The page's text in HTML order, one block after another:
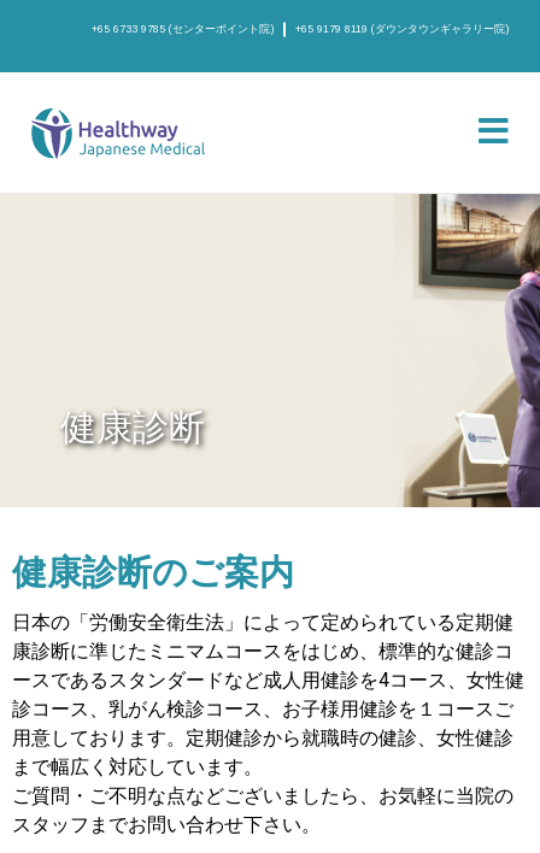
+65 6733 9785 (センターポイント院) +65 9179 8119 (ダウンタウンギャラリー院)
健康診断
健康診断のご案内
日本の「労働安全衛生法」によって定められている定期健
康診断に準じたミニマムコースをはじめ、標準的な健診コ
ースであるスタンダードなど成人用健診を4コース、女性健
診コース、乳がん検診コース、お子様用健診を１コースご
用意しております。 定期健診から就職時の健診、女性健診
まで幅広く対応しています。
ご質問・ご不明な点などございましたら、お気軽に当院の
スタッフまでお問い合わせ下さい。